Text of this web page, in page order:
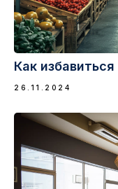
Как
26.11.2024